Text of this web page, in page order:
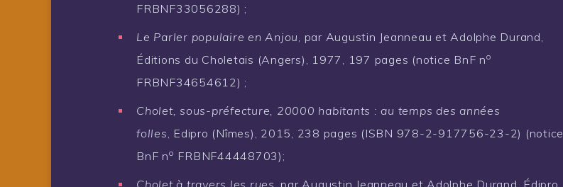
FRBNF33056288) ;
Le Parler populaire en Anjou , par Augustin Jeanneau et Adolphe Durand,
Éditions du Choletais (Angers), 1977, 197 pages (notice BnF no
FRBNF34654612) ;
Cholet, sous-préfecture, 20000 habitants : au temps des années
folles , Edipro (Nîmes), 2015, 238 pages (ISBN 978-2-917756-23-2) (notice
BnF no FRBNF44448703);
Cholet à travers les rues , par Augustin Jeanneau et Adolphe Durand, Édipro